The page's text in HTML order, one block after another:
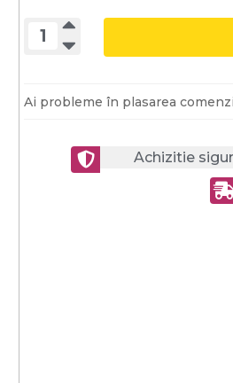
Ai probleme în plasarea
Achizitie